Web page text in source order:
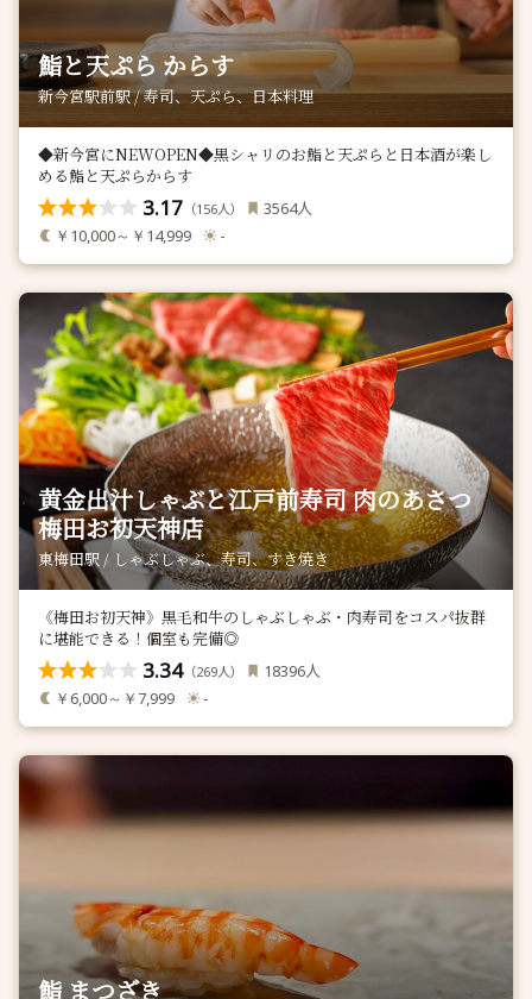
鮨と天ぷら からす
新今宮駅前駅 / 寿司、天ぷら、日本料理
◆新今宮にNEWOPEN◆黒シャリのお鮨と天ぷらと日本酒が楽し
める鮨と天ぷらからす
3.17 （156人） 3564人
￥10,000～￥14,999 -
黄金出汁しゃぶと江戸前寿司 肉のあさつ
梅田お初天神店
東梅田駅 / しゃぶしゃぶ、寿司、すき焼き
《梅田お初天神》黒毛和牛のしゃぶしゃぶ・肉寿司をコスパ抜群
に堪能できる！個室も完備◎
3.34（269人） 18396人
￥6,000～￥7,999 -
鮨 まつざき